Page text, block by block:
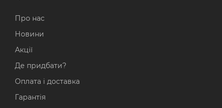
Про нас
Новини
Акції
Де придбати?
Оплата і доставка
Гарантія